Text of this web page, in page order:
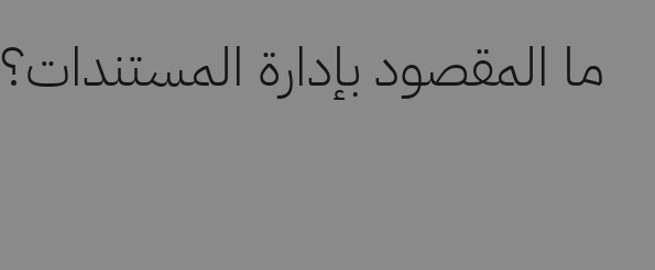
ما المقصود بإدارة المستندات؟